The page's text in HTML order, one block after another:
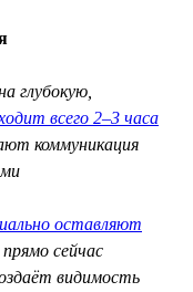
глубокую,
всего 2–3 часа
коммуникация
оставляют
прямо сейчас
видимость